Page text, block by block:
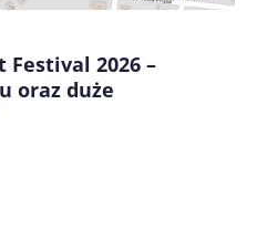
Festival 2026 –
oraz duże